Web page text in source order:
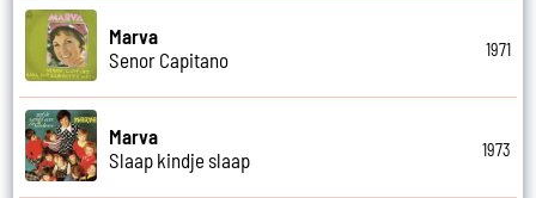
Marva
Senor Capitano
1971
Marva
Slaap kindje slaap
1973